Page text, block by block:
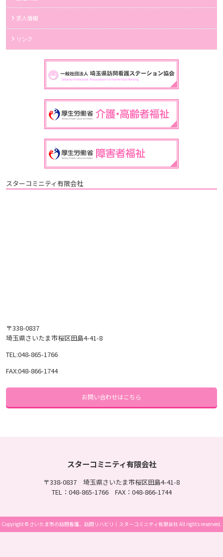
求人情報
リンク
スターコミニティ有限会社
〒338-0837
埼玉県さいたま市桜区田島4-41-8
TEL:048-865-1766
FAX:048-866-1744
お問い合わせはこちら
スターコミニティ有限会社
〒338-0837 埼玉県さいたま市桜区田島4-41-8
TEL：048-865-1766 FAX：048-866-1744
Copyright © さいたま市の訪問看護、訪問リハビリ｜スターコミニティ有限会社 All rights reserved.